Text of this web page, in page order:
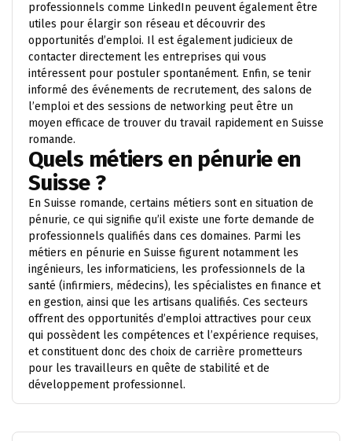
professionnels comme LinkedIn peuvent également être
utiles pour élargir son réseau et découvrir des
opportunités d’emploi. Il est également judicieux de
contacter directement les entreprises qui vous
intéressent pour postuler spontanément. Enfin, se tenir
informé des événements de recrutement, des salons de
l’emploi et des sessions de networking peut être un
moyen efficace de trouver du travail rapidement en Suisse
romande.
Quels métiers en pénurie en
Suisse ?
En Suisse romande, certains métiers sont en situation de
pénurie, ce qui signifie qu’il existe une forte demande de
professionnels qualifiés dans ces domaines. Parmi les
métiers en pénurie en Suisse figurent notamment les
ingénieurs, les informaticiens, les professionnels de la
santé (infirmiers, médecins), les spécialistes en finance et
en gestion, ainsi que les artisans qualifiés. Ces secteurs
offrent des opportunités d’emploi attractives pour ceux
qui possèdent les compétences et l’expérience requises,
et constituent donc des choix de carrière prometteurs
pour les travailleurs en quête de stabilité et de
développement professionnel.